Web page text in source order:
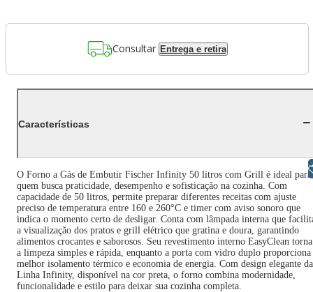
Consultar Entrega e retira
Características
O Forno a Gás de Embutir Fischer Infinity 50 litros com Grill é ideal para
quem busca praticidade, desempenho e sofisticação na cozinha. Com
capacidade de 50 litros, permite preparar diferentes receitas com ajuste
preciso de temperatura entre 160 e 260°C e timer com aviso sonoro que
indica o momento certo de desligar. Conta com lâmpada interna que
a visualização dos pratos e grill elétrico que gratina e doura, garantindo
alimentos crocantes e saborosos. Seu revestimento interno EasyClean torna
a limpeza simples e rápida, enquanto a porta com vidro duplo proporciona
melhor isolamento térmico e economia de energia. Com design elegante da
Linha Infinity, disponível na cor preta, o forno combina modernidade,
funcionalidade e estilo para deixar sua cozinha completa.
Libras